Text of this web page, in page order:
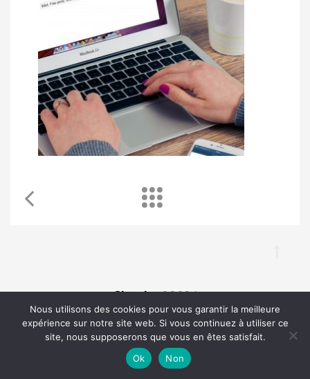
Chouka©2024
À propos Contact BLOG SEO Mentions légales
Nous utilisons des cookies pour vous garantir la meilleure
expérience sur notre site web. Si vous continuez à utiliser ce
site, nous supposerons que vous en êtes satisfait.
Ok
Non